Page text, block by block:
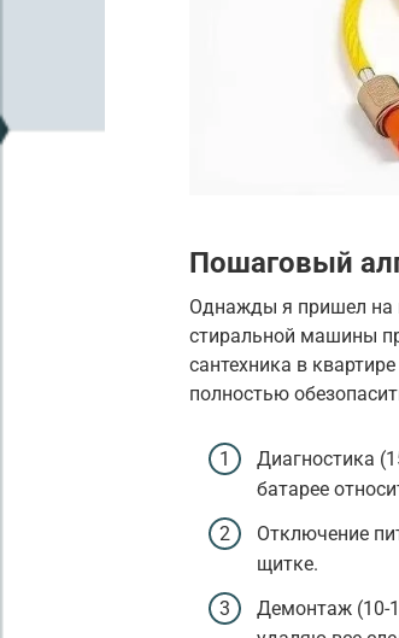
Пошаговый
Однажды я пришел на
стиральной машины
сантехника в
полностью
Диагностика
батарее
Отключение
щитке.
Демонтаж (10-